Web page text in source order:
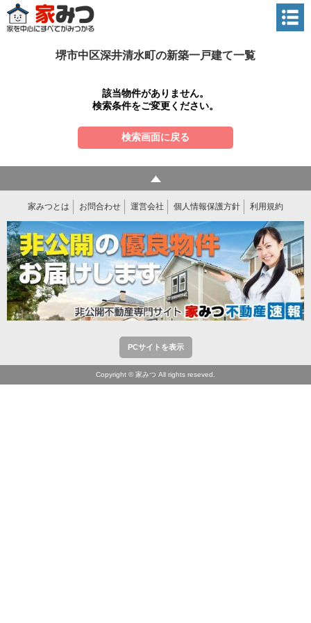
堺市中区深井清水町の新築一戸建て一覧
該当物件がありません。
検索条件をご変更ください。
検索画面に戻る
家みつとは お問合わせ 運営会社 個人情報保護方針 利用規約
PCサイトを表示
Copyright © 家みつ All rights reseved.